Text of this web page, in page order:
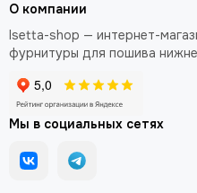
О компании
Isetta-shop — интернет-
фурнитуры для пошива
Мы в социальных сетях